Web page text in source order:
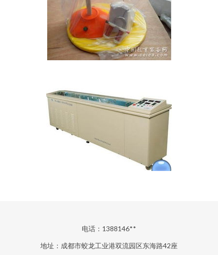
电话：1388146**
地址：成都市蛟龙工业港双流园区东海路42座